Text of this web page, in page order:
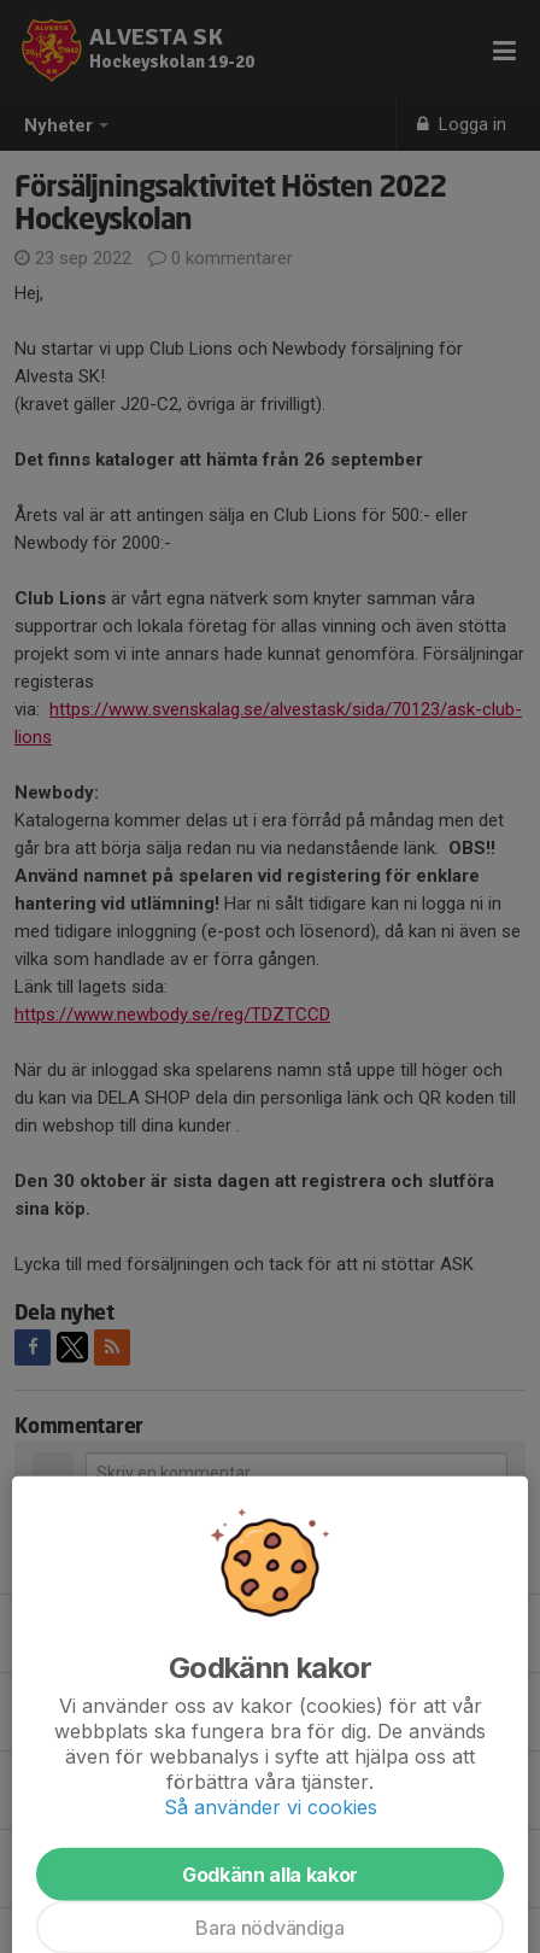
Nyheter Logga in
ALVESTA SK
Hockeyskolan 19-20
Försäljningsaktivitet Hösten 2022
Hockeyskolan
23 sep 2022
0 kommentarer
Hej,
Nu startar vi upp Club Lions och Newbody försäljning för
Alvesta SK!
(kravet gäller J20-C2, övriga är frivilligt).
Det finns kataloger att hämta från 26 september
Årets val är att antingen sälja en Club Lions för 500:- eller
Newbody för 2000:-
Club Lions är vårt egna nätverk som knyter samman våra
supportrar och lokala företag för allas vinning och även stötta
projekt som vi inte annars hade kunnat genomföra. Försäljningar
registeras
via: https://www.svenskalag.se/alvestask/sida/70123/ask-club-
lions
Newbody:
Katalogerna kommer delas ut i era förråd på måndag men det
går bra att börja sälja redan nu via nedanstående länk. OBS!!
Använd namnet på spelaren vid registering för enklare
hantering vid utlämning! Har ni sålt tidigare kan ni logga ni in
med tidigare inloggning (e-post och lösenord), då kan ni även se
vilka som handlade av er förra gången.
Länk till lagets sida:
https://www.newbody.se/reg/TDZTCCD
När du är inloggad ska spelarens namn stå uppe till höger och
du kan via DELA SHOP dela din personliga länk och QR koden till
din webshop till dina kunder .
Den 30 oktober är sista dagen att registrera och slutföra
sina köp.
Lycka till med försäljningen och tack för att ni stöttar ASK
Dela nyhet
Kommentarer
Kalender uppdaterad tom V44
24 sep 2024 0
Flyttad träning V42
15 okt 2023 0
0
Uppstart för Team 16 & Team 17 - säsongen 23/24
Godkänn kakor
Vi använder oss av kakor (cookies) för att vår
webbplats ska fungera bra för dig. De används
även för webbanalys i syfte att hjälpa oss att
förbättra våra tjänster.
Så använder vi cookies
Godkänn alla kakor
Bara nödvändiga